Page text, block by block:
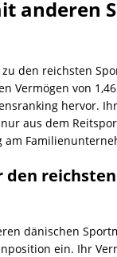
anderen
den reichsten
Vermögen von
hervor.
aus dem
den
dänischen
ein. Ihr